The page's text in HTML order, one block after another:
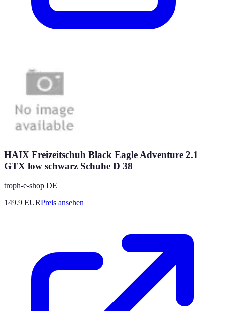
HAIX Freizeitschuh Black Eagle Adventure 2.1
GTX low schwarz Schuhe D 38
troph-e-shop DE
149.9 EURPreis ansehen